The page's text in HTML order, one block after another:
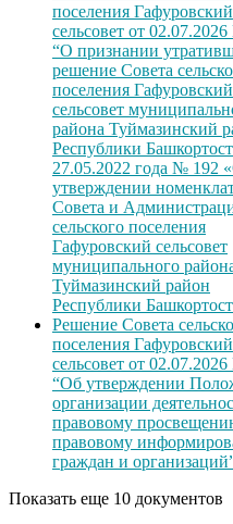
поселения Гафуровский
сельсовет от
“О признании
решение Совета
поселения Гафуровский
сельсовет
района Туймазинский
Республики
27.05.2022 года № 192
утверждении
Совета и
сельского поселения
Гафуровский сельсовет
муниципального
Туймазинский район
Республики
Решение Совета
поселения Гафуровский
сельсовет от
“Об утверждении
организации
правовому
правовому
граждан и
Показать еще 10 документов